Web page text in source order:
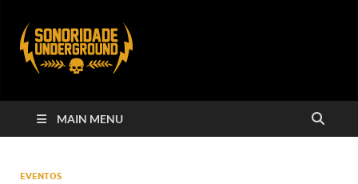
MAIN MENU
EVENTOS